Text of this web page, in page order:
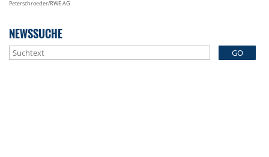
Peterschroeder/RWE AG
NEWSSUCHE
GO